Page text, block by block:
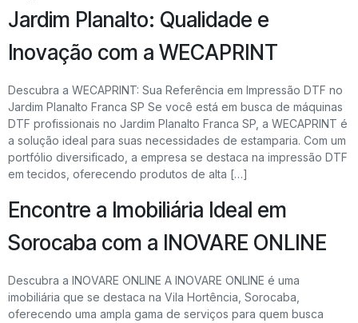
Jardim Planalto: Qualidade e
Inovação com a WECAPRINT
Descubra a WECAPRINT: Sua Referência em Impressão DTF no
Jardim Planalto Franca SP Se você está em busca de máquinas
DTF profissionais no Jardim Planalto Franca SP, a WECAPRINT é
a solução ideal para suas necessidades de estamparia. Com um
portfólio diversificado, a empresa se destaca na impressão DTF
em tecidos, oferecendo produtos de alta […]
Encontre a Imobiliária Ideal em
Sorocaba com a INOVARE ONLINE
Descubra a INOVARE ONLINE A INOVARE ONLINE é uma
imobiliária que se destaca na Vila Hortência, Sorocaba,
oferecendo uma ampla gama de serviços para quem busca